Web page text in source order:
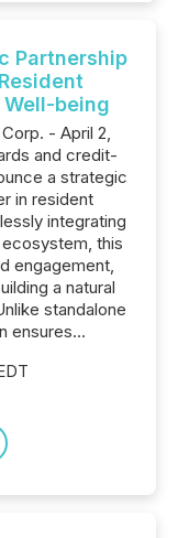
Partnership
being
- April 2,
and credit-
a strategic
in resident
integrating
this
engagement,
a natural
standalone
ensures...